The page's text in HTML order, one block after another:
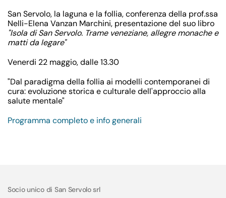
San Servolo, la laguna e la follia, conferenza della prof.ssa
Nelli-Elena Vanzan Marchini, presentazione del suo libro
"Isola di San Servolo. Trame veneziane, allegre monache e
matti da legare"
Venerdi 22 maggio, dalle 13.30
"Dal paradigma della follia ai modelli contemporanei di
cura: evoluzione storica e culturale dell'approccio alla
salute mentale"
Programma completo e info generali
Socio unico di San Servolo srl